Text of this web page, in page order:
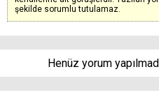
şekilde sorumlu tutulamaz.
Henüz yorum